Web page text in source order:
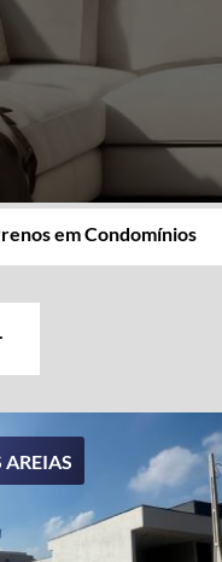
em Condomínios
AREIAS